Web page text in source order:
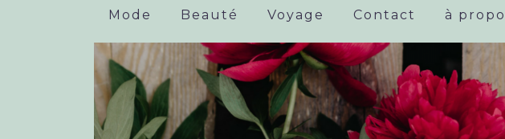
Mode Beauté Voyage Contact à